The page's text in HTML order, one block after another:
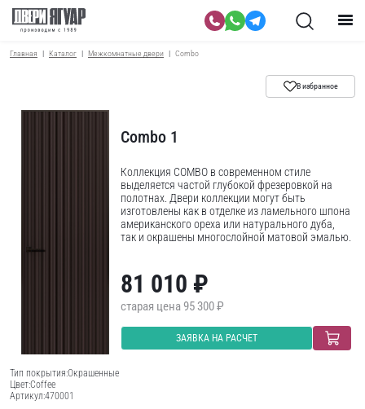
Главная Каталог Межкомнатные двери Combo
В избранное
Combo 1
Коллекция COMBO в современном стиле
выделяется частой глубокой фрезеровкой на
полотнах. Двери коллекции могут быть
изготовлены как в отделке из ламельного шпона
американского ореха или натурального дуба,
так и окрашены многослойной матовой эмалью.
81 010 ₽
95 300 ₽
ЗАЯВКА НА РАСЧЕТ
Тип покрытия:Окрашенные
Цвет:Coffee
Артикул:470001